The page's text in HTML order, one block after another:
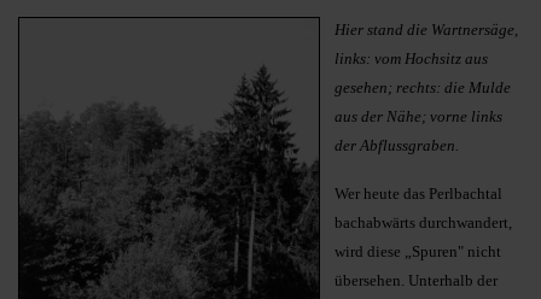
Hier stand die Wartnersäge,
links: vom Hochsitz aus
gesehen; rechts: die Mulde
aus der Nähe; vorne links
der Abflussgraben.
Wer heute das Perlbachtal
bachabwärts durchwandert,
wird diese „Spuren" nicht
übersehen. Unterhalb der